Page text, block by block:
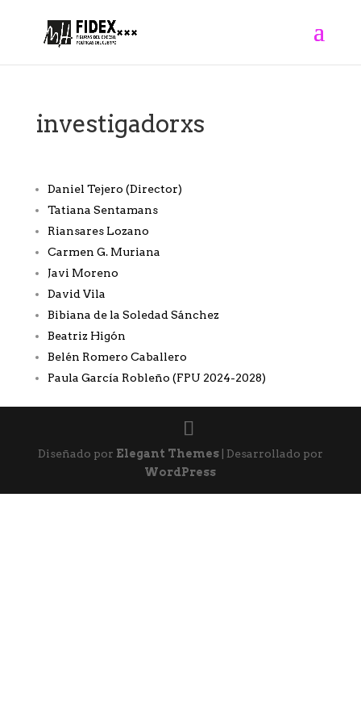
investigadorxs
Daniel Tejero (Director)
Tatiana Sentamans
Riansares Lozano
Carmen G. Muriana
Javi Moreno
David Vila
Bibiana de la Soledad Sánchez
Beatriz Higón
Belén Romero Caballero
Paula García Robleño (FPU 2024-2028)
Diseñado por Elegant Themes| Desarrollado por
WordPress